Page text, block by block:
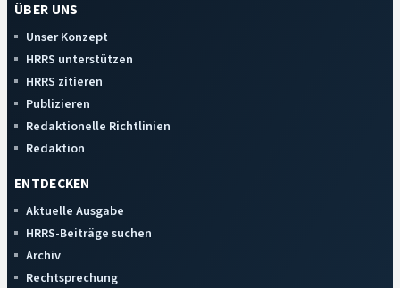
ÜBER UNS
Unser Konzept
HRRS unterstützen
HRRS zitieren
Publizieren
Redaktionelle Richtlinien
Redaktion
ENTDECKEN
Aktuelle Ausgabe
HRRS-Beiträge suchen
Archiv
Rechtsprechung